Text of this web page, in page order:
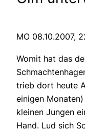
MO 08.10.2007,
Womit hat das
trieb dort heute
einigen
kleinen Jungen
Hand. Lud sich